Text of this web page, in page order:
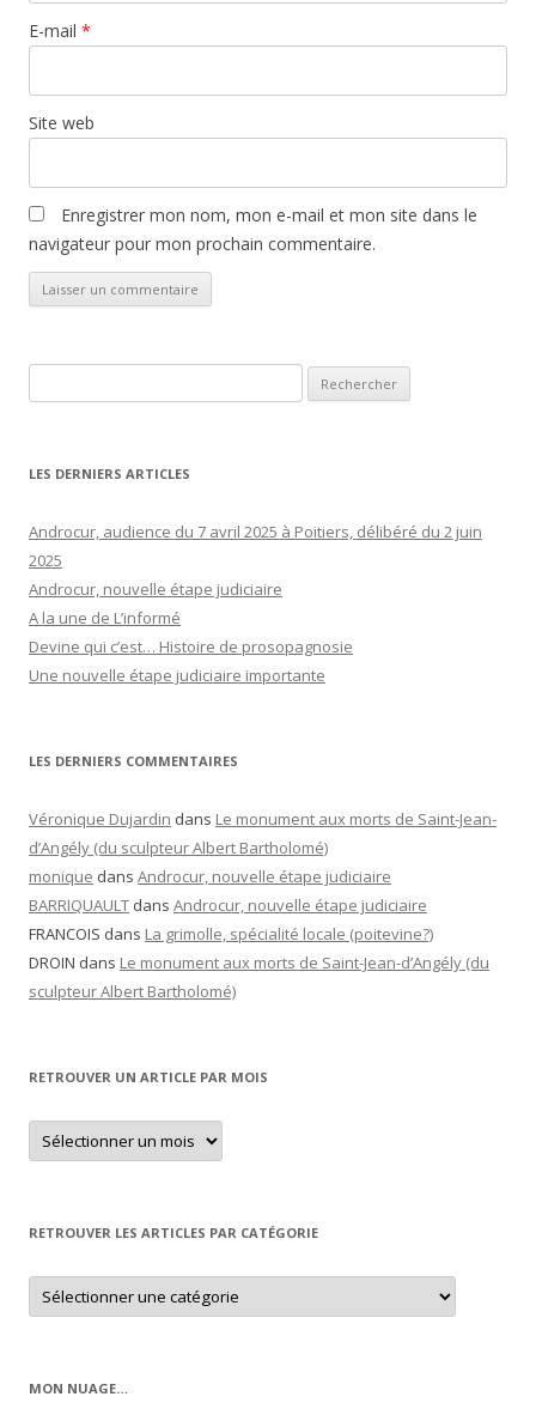
E-mail *
Site web
Enregistrer mon nom, mon e-mail et mon site dans le
navigateur pour mon prochain commentaire.
LES DERNIERS ARTICLES
Androcur, audience du 7 avril 2025 à Poitiers, délibéré du 2 juin
2025
Androcur, nouvelle étape judiciaire
A la une de L’informé
Devine qui c’est… Histoire de prosopagnosie
Une nouvelle étape judiciaire importante
LES DERNIERS COMMENTAIRES
Véronique Dujardin dans Le monument aux morts de Saint-Jean-
d’Angély (du sculpteur Albert Bartholomé)
monique dans Androcur, nouvelle étape judiciaire
BARRIQUAULT dans Androcur, nouvelle étape judiciaire
FRANCOIS dans La grimolle, spécialité locale (poitevine?)
DROIN dans Le monument aux morts de Saint-Jean-d’Angély (du
sculpteur Albert Bartholomé)
RETROUVER UN ARTICLE PAR MOIS
Retrouver
un
article
RETROUVER LES ARTICLES PAR CATÉGORIE
Retrouver
les
articles
MON NUAGE…